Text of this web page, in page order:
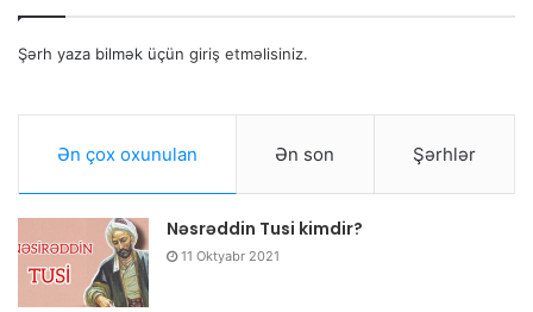
Şərh yaza bilmək üçün giriş etməlisiniz.
Ən çox oxunulan Ən son Şərhlər
Nəsrəddin Tusi kimdir?
11 Oktyabr 2021